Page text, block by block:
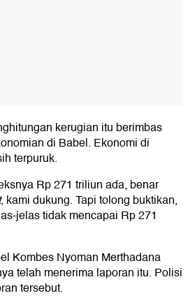
kerugian itu berimbas
di Babel. Ekonomi di
terpuruk.
Rp 271 triliun ada, benar
, kami dukung. Tapi tolong buktikan,
jelas tidak mencapai Rp 271
Kombes Nyoman Merthadana
telah menerima laporan itu. Polisi
tersebut.